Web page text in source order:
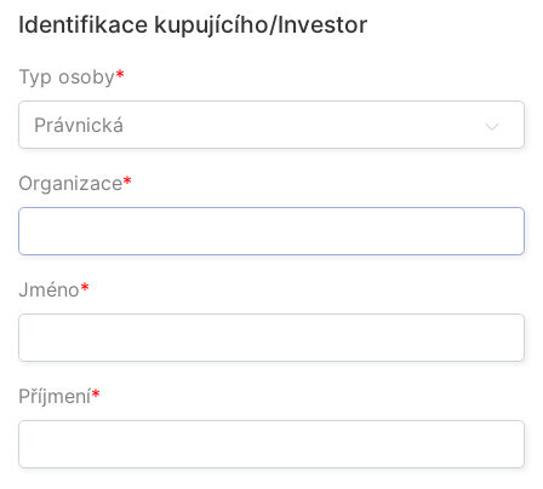
Identifikace kupujícího/Investor
Typ osoby
Právnická
Organizace
Jméno
Příjmení